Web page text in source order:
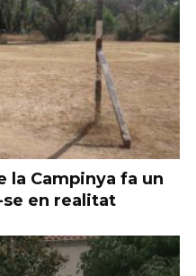
la Campinya fa un
en realitat